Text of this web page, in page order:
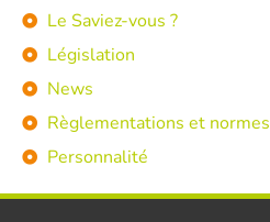
Le Saviez-vous ?
Législation
News
Règlementations et normes
Personnalité